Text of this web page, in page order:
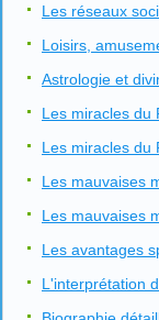
Les réseaux
Loisirs,
Astrologie et
Les miracles du
Les miracles du
Les mauvaises
Les mauvaises
Les avantages
L'interprétation